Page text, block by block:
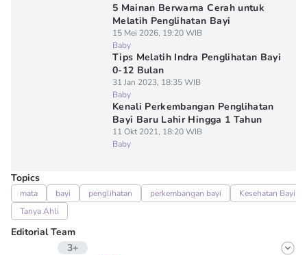
5 Mainan Berwarna Cerah untuk
Melatih Penglihatan Bayi
15 Mei 2026, 19:20 WIB
Baby
Tips Melatih Indra Penglihatan Bayi
0-12 Bulan
31 Jan 2023, 18:35 WIB
Baby
Kenali Perkembangan Penglihatan
Bayi Baru Lahir Hingga 1 Tahun
11 Okt 2021, 18:20 WIB
Baby
Topics
mata bayi penglihatan perkembangan bayi
Kesehatan Bayi
Tanya Ahli
Editorial Team
3+